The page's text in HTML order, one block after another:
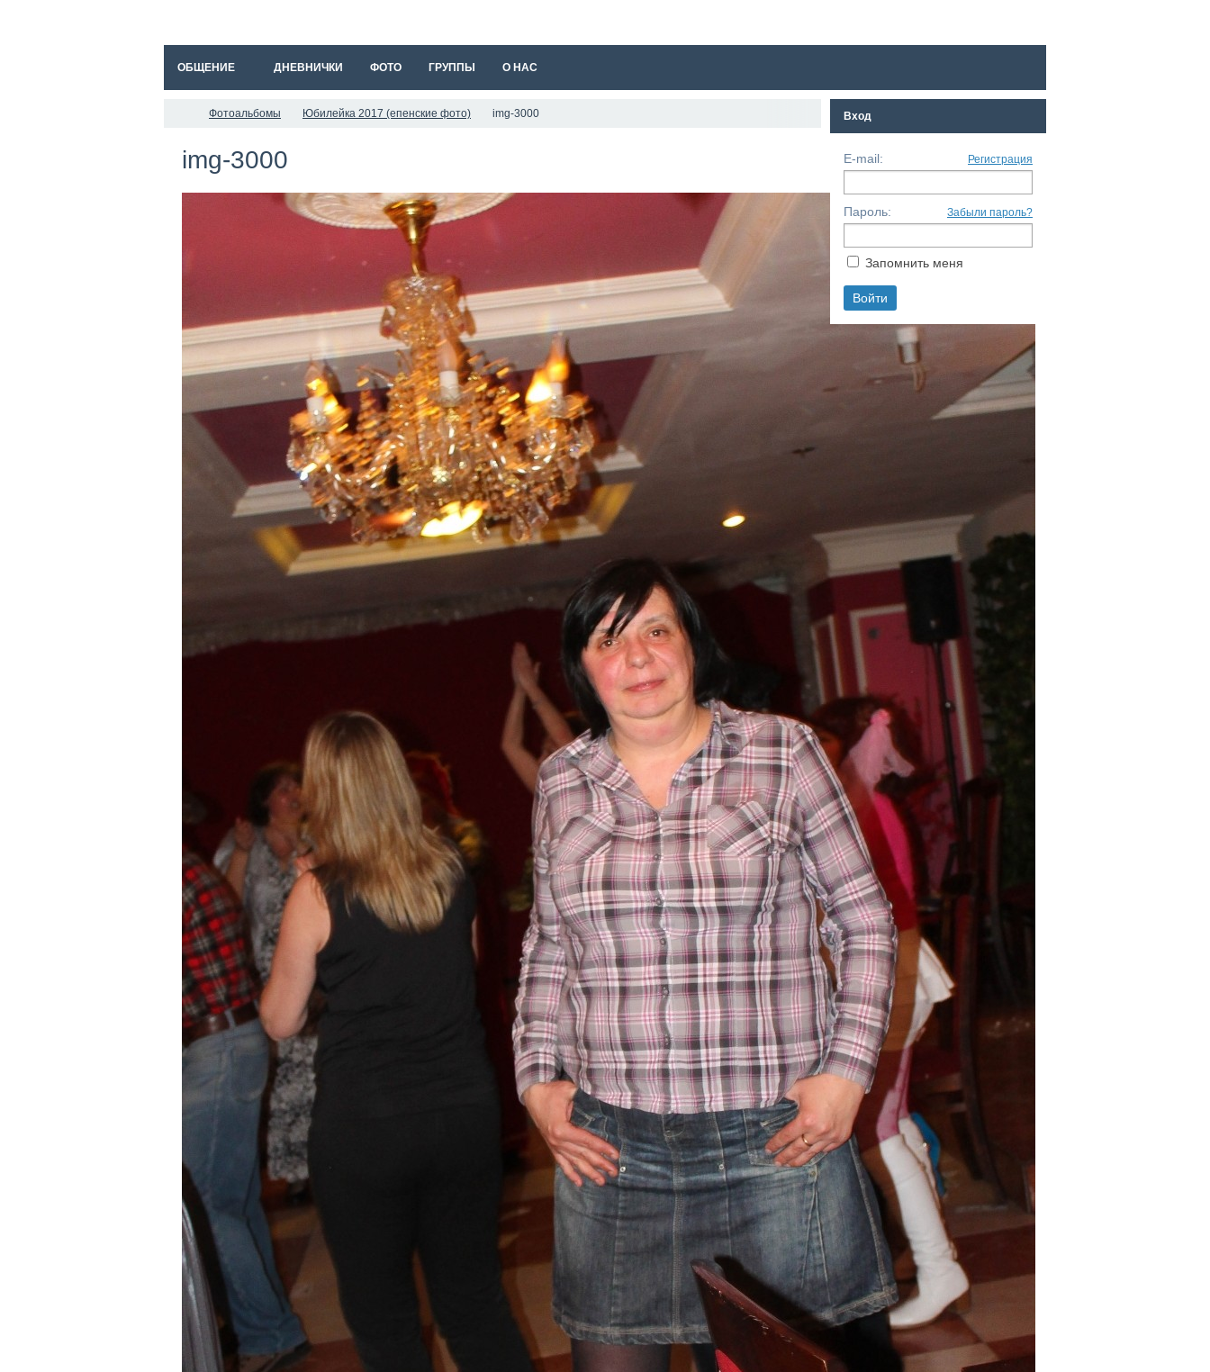
ОБЩЕНИЕ ДНЕВНИЧКИ ФОТО ГРУППЫ О НАС
Фотоальбомы Юбилейка 2017 (епенские фото) img-3000
img-3000
Вход
E-mail: Регистрация
Пароль: Забыли пароль?
Запомнить меня